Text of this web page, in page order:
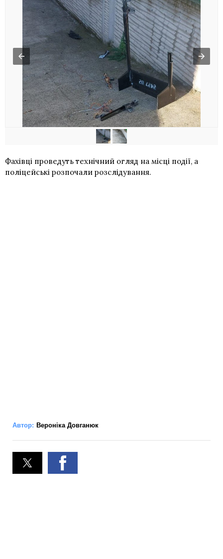
Фахівці проведуть технічний огляд на місці події, а
поліцейські розпочали розслідування.
Автор: Вероніка Довганюк